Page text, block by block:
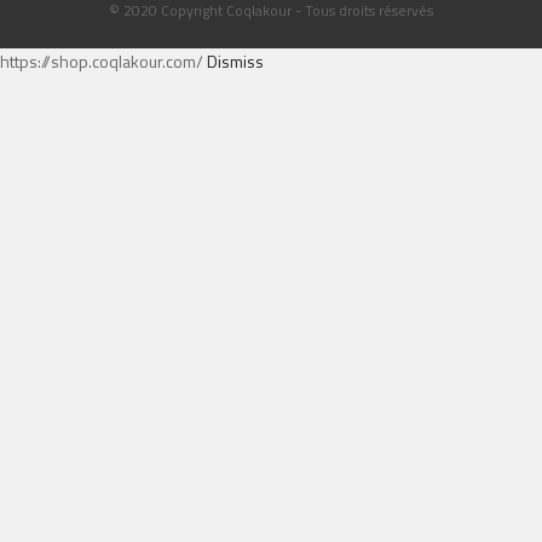
© 2020 Copyright Coqlakour - Tous droits réservés
https://shop.coqlakour.com/Dismiss